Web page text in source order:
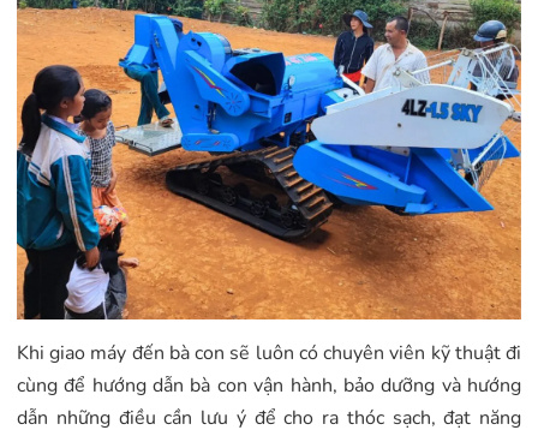
Khi giao máy đến bà con sẽ luôn có chuyên viên kỹ thuật đi
cùng để hướng dẫn bà con vận hành, bảo dưỡng và hướng
dẫn những điều cần lưu ý để cho ra thóc sạch, đạt năng